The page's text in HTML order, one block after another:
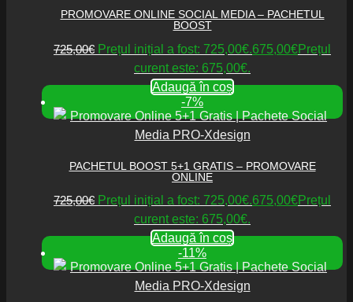
PROMOVARE ONLINE SOCIAL MEDIA – PACHETUL
BOOST
725,00€ Prețul inițial a fost: 725,00€.675,00€Prețul
curent este: 675,00€.
Adaugă în coș
-7%
PACHETUL BOOST 5+1 GRATIS – PROMOVARE
ONLINE
725,00€ Prețul inițial a fost: 725,00€.675,00€Prețul
curent este: 675,00€.
Adaugă în coș
-11%